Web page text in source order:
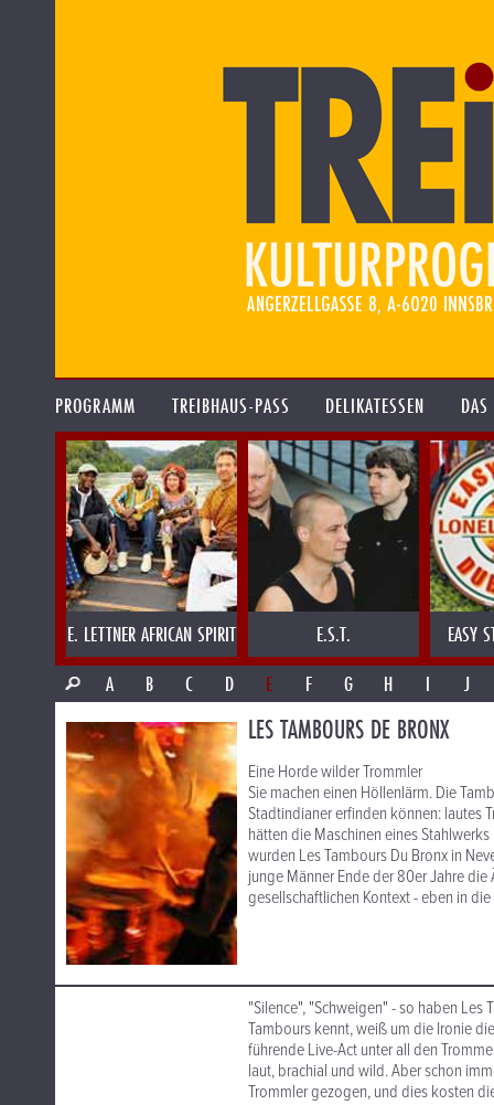
PROGRAMM TREIBHAUS-PASS DELIKATESSEN
E. LETTNER AFRICAN SPIRIT E.S.T.
EASY
A
B C D E F G H I J
LES TAMBOURS DE BRONX
Eine Horde wilder Trommler
Sie machen einen Höllenlärm. Die
Stadtindianer erfinden können: lautes
hätten die Maschinen eines
wurden Les Tambours Du Bronx in
junge Männer Ende der 80er Jahre
gesellschaftlichen Kontext - eben in
"Silence", "Schweigen" - so haben Les
Tambours kennt, weiß um die Ironie
führende Live-Act unter all den
laut, brachial und wild. Aber schon
Trommler gezogen, und dies kosten